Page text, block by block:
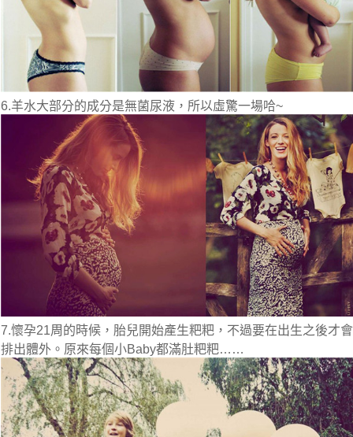
6.羊水大部分的成分是無菌尿液，所以虛驚一場哈~
7.懷孕21周的時候，胎兒開始產生粑粑，不過要在出生之後才會
排出體外。原來每個小Baby都滿肚粑粑……